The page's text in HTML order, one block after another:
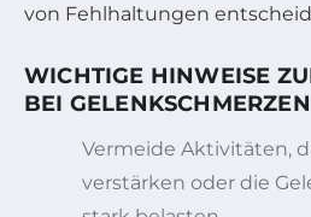
von Fehlhaltungen
WICHTIGE HINWEISE
BEI GELENKSCHMERZEN
Vermeide Aktivitäten,
verstärken oder die